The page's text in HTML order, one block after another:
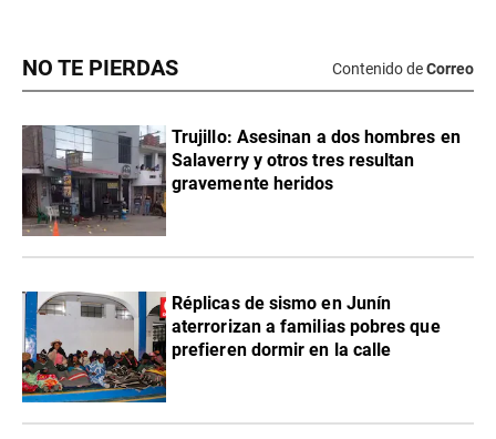
NO TE PIERDAS Contenido deCorreo
Trujillo: Asesinan a dos hombres en
Salaverry y otros tres resultan
gravemente heridos
Réplicas de sismo en Junín
aterrorizan a familias pobres que
prefieren dormir en la calle